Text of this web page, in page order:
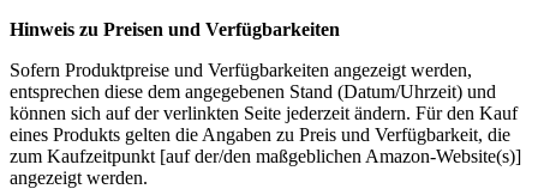
Hinweis zu Preisen und Verfügbarkeiten
Sofern Produktpreise und Verfügbarkeiten angezeigt werden,
entsprechen diese dem angegebenen Stand (Datum/Uhrzeit) und
können sich auf der verlinkten Seite jederzeit ändern. Für den Kauf
eines Produkts gelten die Angaben zu Preis und Verfügbarkeit, die
zum Kaufzeitpunkt [auf der/den maßgeblichen Amazon-Website(s)]
angezeigt werden.